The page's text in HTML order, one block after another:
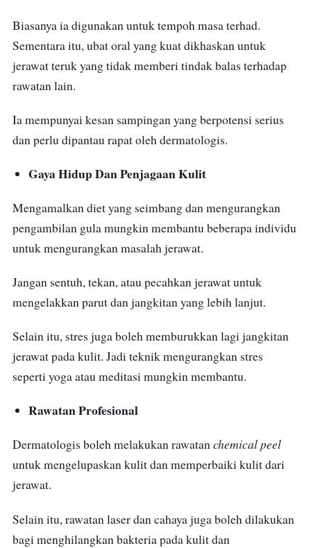
Biasanya ia digunakan untuk tempoh masa terhad.
Sementara itu, ubat oral yang kuat dikhaskan untuk
jerawat teruk yang tidak memberi tindak balas terhadap
rawatan lain.
Ia mempunyai kesan sampingan yang berpotensi serius
dan perlu dipantau rapat oleh dermatologis.
Gaya Hidup Dan Penjagaan Kulit
Mengamalkan diet yang seimbang dan mengurangkan
pengambilan gula mungkin membantu beberapa individu
untuk mengurangkan masalah jerawat.
Jangan sentuh, tekan, atau pecahkan jerawat untuk
mengelakkan parut dan jangkitan yang lebih lanjut.
Selain itu, stres juga boleh memburukkan lagi jangkitan
jerawat pada kulit. Jadi teknik mengurangkan stres
seperti yoga atau meditasi mungkin membantu.
Rawatan Profesional
Dermatologis boleh melakukan rawatanchemical peel
untuk mengelupaskan kulit dan memperbaiki kulit dari
jerawat.
Selain itu, rawatan laser dan cahaya juga boleh dilakukan
bagi menghilangkan bakteria pada kulit dan